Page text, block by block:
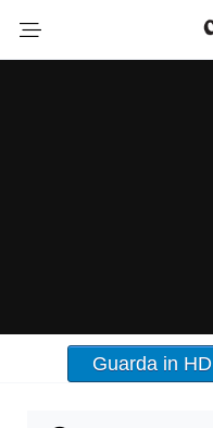
Guarda in HD